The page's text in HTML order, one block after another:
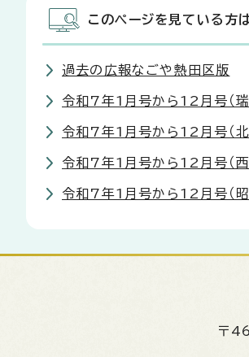
このページを見ている方
過去の広報なごや熱田区版
令和7年1月号から12月号（瑞
令和7年1月号から12月号（北
令和7年1月号から12月号（西
令和7年1月号から12月号（昭
〒